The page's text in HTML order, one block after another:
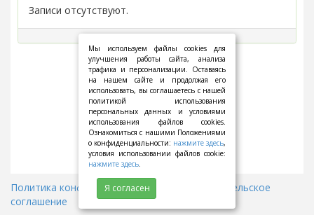
Записи отсутствуют.
Политика конфиденциальности
Пользовательское
соглашение
Мы используем файлы cookies для
улучшения работы сайта, анализа
трафика и персонализации. Оставаясь
на нашем сайте и продолжая его
использовать, вы соглашаетесь с нашей
политикой использования
персональных данных и условиями
использования файлов cookies.
Ознакомиться с нашими Положениями
о конфиденциальности: нажмите здесь,
условия использовании файлов cookie:
нажмите здесь.
Я согласен